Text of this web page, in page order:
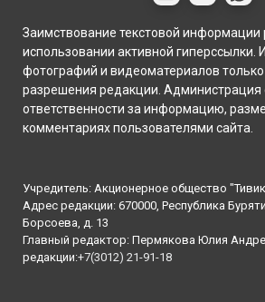
Заимствование текстовой информации
использовании активной гиперссылки.
фотографий и видеоматериалов
разрешения редакции. Администрация
ответственности за информацию,
комментариях пользователями сайта.
Учредитель: Акционерное общество
Адрес редакции: 670000, Республика
Борсоева, д. 13
Главный редактор: Пермякова Юлия
редакции:+7(3012) 21-91-18